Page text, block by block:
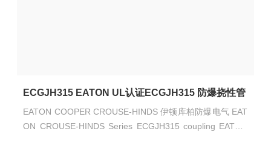
ECGJH315 EATON UL认证ECGJH315 防爆挠性管
EATON COOPER CROUSE-HINDS 伊顿库柏防爆电气 EAT
ON CROUSE-HINDS Series ECGJH315 coupling EATON